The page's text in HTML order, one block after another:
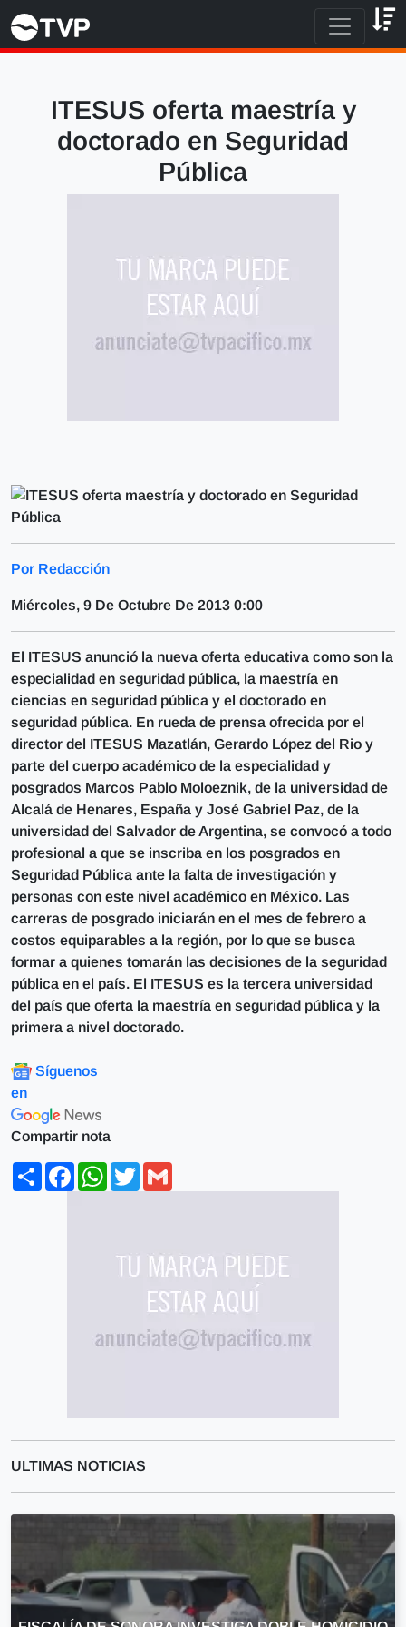
ITESUS oferta maestría y
doctorado en Seguridad
Pública
Por Redacción
Miércoles, 9 De Octubre De 2013 0:00
El ITESUS anunció la nueva oferta educativa como son la
especialidad en seguridad pública, la maestría en
ciencias en seguridad pública y el doctorado en
seguridad pública. En rueda de prensa ofrecida por el
director del ITESUS Mazatlán, Gerardo López del Rio y
parte del cuerpo académico de la especialidad y
posgrados Marcos Pablo Moloeznik, de la universidad de
Alcalá de Henares, España y José Gabriel Paz, de la
universidad del Salvador de Argentina, se convocó a todo
profesional a que se inscriba en los posgrados en
Seguridad Pública ante la falta de investigación y
personas con este nivel académico en México. Las
carreras de posgrado iniciarán en el mes de febrero a
costos equiparables a la región, por lo que se busca
formar a quienes tomarán las decisiones de la seguridad
pública en el país. El ITESUS es la tercera universidad
del país que oferta la maestría en seguridad pública y la
primera a nivel doctorado.
Síguenos
en
Compartir nota
ShareFacebookWhatsApp
Twitter
ULTIMAS NOTICIAS